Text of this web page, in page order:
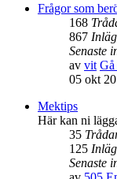
Frågor som
168
867
Senaste
av vit Gå
05 okt
Mektips
Här kan ni
35
125
Senaste